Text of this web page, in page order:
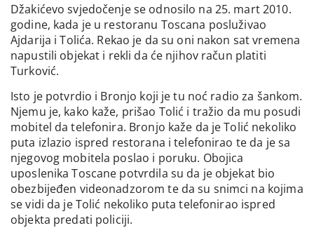
Džakićevo svjedočenje se odnosilo na 25. mart 2010.
godine, kada je u restoranu Toscana posluživao
Ajdarija i Tolića. Rekao je da su oni nakon sat vremena
napustili objekat i rekli da će njihov račun platiti
Turković.
Isto je potvrdio i Bronjo koji je tu noć radio za šankom.
Njemu je, kako kaže, prišao Tolić i tražio da mu posudi
mobitel da telefonira. Bronjo kaže da je Tolić nekoliko
puta izlazio ispred restorana i telefonirao te da je sa
njegovog mobitela poslao i poruku. Obojica
uposlenika Toscane potvrdila su da je objekat bio
obezbijeđen videonadzorom te da su snimci na kojima
se vidi da je Tolić nekoliko puta telefonirao ispred
objekta predati policiji.